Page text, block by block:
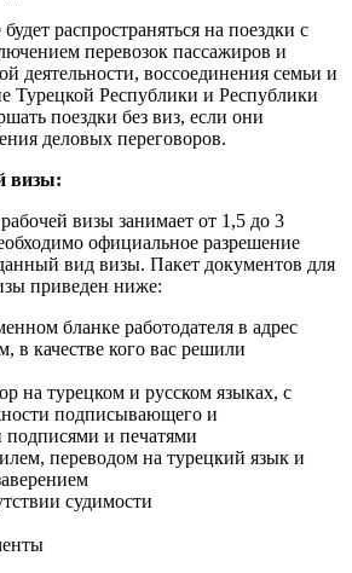
распространяться на поездки с
перевозок пассажиров и
деятельности, воссоединения семьи и
Турецкой Республики и Республики
поездки без виз, если они
деловых переговоров.
визы:
визы занимает от 1,5 до 3
официальное разрешение
вид визы. Пакет документов для
приведен ниже:
бланке работодателя в адрес
в качестве кого вас решили
на турецком и русском языках, с
подписывающего и
и печатями
переводом на турецкий язык и
судимости